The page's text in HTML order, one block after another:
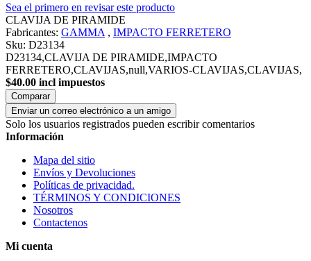
Sea el primero en revisar este producto
CLAVIJA DE PIRAMIDE
Fabricantes: GAMMA , IMPACTO FERRETERO
Sku: D23134
D23134,CLAVIJA DE PIRAMIDE,IMPACTO
FERRETERO,CLAVIJAS,null,VARIOS-CLAVIJAS,CLAVIJAS,
$40.00 incl impuestos
Comparar
Enviar un correo electrónico a un amigo
Solo los usuarios registrados pueden escribir comentarios
Información
Mapa del sitio
Envíos y Devoluciones
Políticas de privacidad.
TÉRMINOS Y CONDICIONES
Nosotros
Contactenos
Mi cuenta